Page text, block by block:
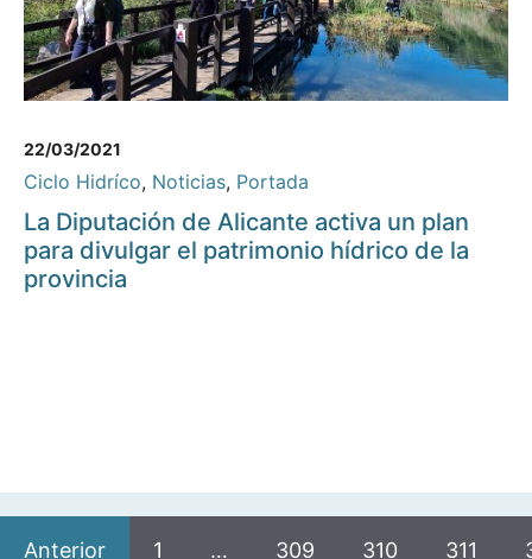
22/03/2021
Ciclo Hidríco, Noticias, Portada
La Diputación de Alicante activa un plan
para divulgar el patrimonio hídrico de la
provincia
Anterior 1 … 309 310 311